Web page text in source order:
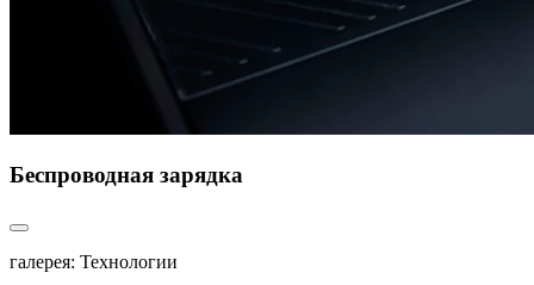
Беспроводная зарядка
галерея: Технологии